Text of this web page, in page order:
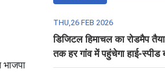
THU,26 FEB 2026
डिजिटल हिमाचल का रोडमैप
तक हर गांव में पहुंचेगा हाई-स्पीड